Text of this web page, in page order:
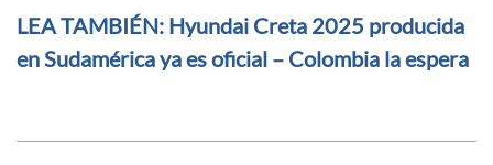
LEA TAMBIÉN: Hyundai Creta 2025 producida
en Sudamérica ya es oficial – Colombia la espera